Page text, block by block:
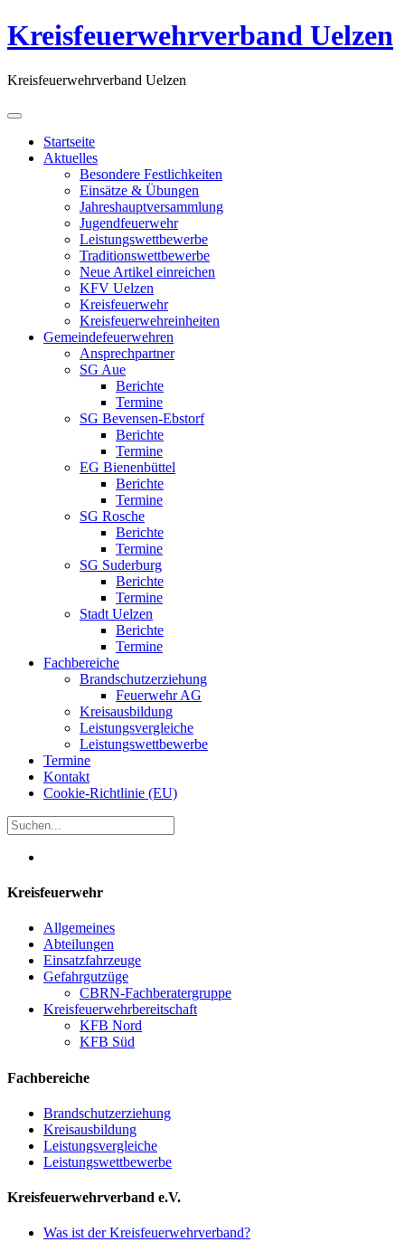
Kreisfeuerwehrverband Uelzen
Kreisfeuerwehrverband Uelzen
Startseite
Aktuelles
Besondere Festlichkeiten
Einsätze & Übungen
Jahreshauptversammlung
Jugendfeuerwehr
Leistungswettbewerbe
Traditionswettbewerbe
Neue Artikel einreichen
KFV Uelzen
Kreisfeuerwehr
Kreisfeuerwehreinheiten
Gemeindefeuerwehren
Ansprechpartner
SG Aue
Berichte
Termine
SG Bevensen-Ebstorf
Berichte
Termine
EG Bienenbüttel
Berichte
Termine
SG Rosche
Berichte
Termine
SG Suderburg
Berichte
Termine
Stadt Uelzen
Berichte
Termine
Fachbereiche
Brandschutzerziehung
Feuerwehr AG
Kreisausbildung
Leistungsvergleiche
Leistungswettbewerbe
Termine
Kontakt
Cookie-Richtlinie (EU)
Kreisfeuerwehr
Allgemeines
Abteilungen
Einsatzfahrzeuge
Gefahrgutzüge
CBRN-Fachberatergruppe
Kreisfeuerwehrbereitschaft
KFB Nord
KFB Süd
Fachbereiche
Brandschutzerziehung
Kreisausbildung
Leistungsvergleiche
Leistungswettbewerbe
Kreisfeuerwehrverband e.V.
Was ist der Kreisfeuerwehrverband?